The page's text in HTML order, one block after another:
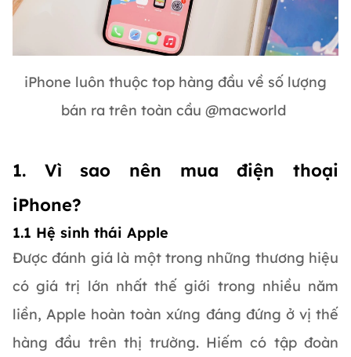
iPhone luôn thuộc top hàng đầu về số lượng
bán ra trên toàn cầu @macworld
1. Vì sao nên mua điện thoại
iPhone?
1.1 Hệ sinh thái Apple
Được đánh giá là một trong những thương hiệu
có giá trị lớn nhất thế giới trong nhiều năm
liền, Apple hoàn toàn xứng đáng đứng ở vị thế
hàng đầu trên thị trường. Hiếm có tập đoàn